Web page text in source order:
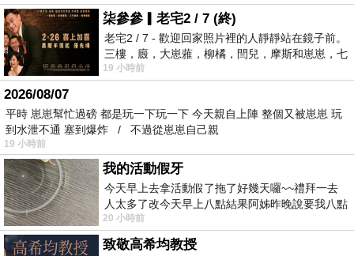
柒參參▎老宅2 / 7 (終)
老宅2 / 7 - 歡迎回家照片裡的人靜靜站在鏡子前。
三樓，廄，大崽蕥，柳橘，閆兒，摩斯和崽崽，七
個人整整齊齊地站在鏡框之外，如同
19 小時前
2026/08/07
平時 崽崽幫忙過磅 都是玩一下玩一下 今天親自上陣 整個又被崽崽 玩
到水泄不通 塞到爆炸 / 不過從崽崽自己親
19 小時前
我的活動假牙
今天早上去拿活動假了拖了好幾天囉~~禮拜一去
人太多了改今天早上八點結果阿姊昨晚說要我八點
去西螺農會~回到莿桐都8點半多了
20 小時前
致敬高希均教授